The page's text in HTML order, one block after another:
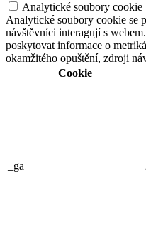
Analytické soubory cookie
Analytické soubory cookie se
návštěvníci interagují s
poskytovat informace o
okamžitého opuštění, zdroji
Cookie
_ga